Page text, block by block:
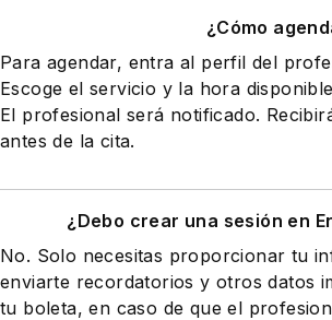
¿Cómo
Para agendar, entra al perfil del
Escoge el servicio y la hora
El profesional será notificado.
antes de la cita.
¿Debo crear una sesión en
No. Solo necesitas proporcionar tu
enviarte recordatorios y otros datos
tu boleta, en caso de que el